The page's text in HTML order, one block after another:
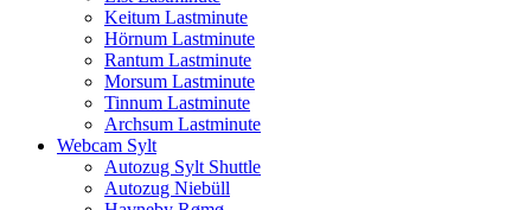
Keitum Lastminute
Hörnum Lastminute
Rantum Lastminute
Morsum Lastminute
Tinnum Lastminute
Archsum Lastminute
Webcam Sylt
Autozug Sylt Shuttle
Autozug Niebüll